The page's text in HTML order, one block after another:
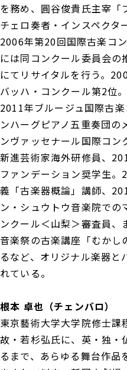
を務め、圓谷俊貴氏主宰
チェロ奏者・インスペクタ
2006年第20回国際古楽コ
には同コンクール委員会
にてリサイタルを行う。
バッハ・コンクール第2位。
2011年ブルージュ国際古
ンハーグピアノ五重奏団の
ンヴァッセナール国際コ
新進芸術家海外研修員、
ファンデーション奨学生
義「古楽器概論」講師、
ン・シュウトウ音楽院での
ンクール＜山梨＞審査員
音楽祭の古楽講座「むかし
るなど、オリジナル楽器と
れている。
根本 卓也（チェンバロ）
東京藝術大学大学院修士課
故・若杉弘氏に、英・独・
るまで、あらゆる舞台作品